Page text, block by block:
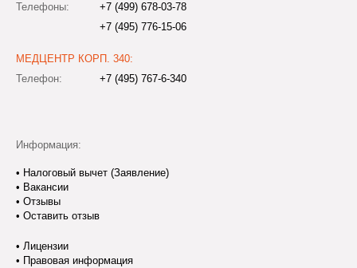
Телефоны:
+7 (499) 678-03-78
+7 (495) 776-15-06
МЕДЦЕНТР КОРП. 340:
Телефон:
+7 (495) 767-6-340
Информация:
• Налоговый вычет (Заявление)
• Вакансии
• Отзывы
• Оставить отзыв
• Лицензии
• Правовая информация